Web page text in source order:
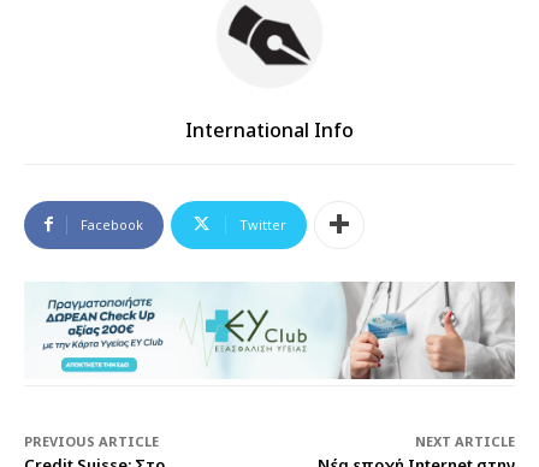
International Info
Facebook Twitter
PREVIOUS ARTICLE NEXT ARTICLE